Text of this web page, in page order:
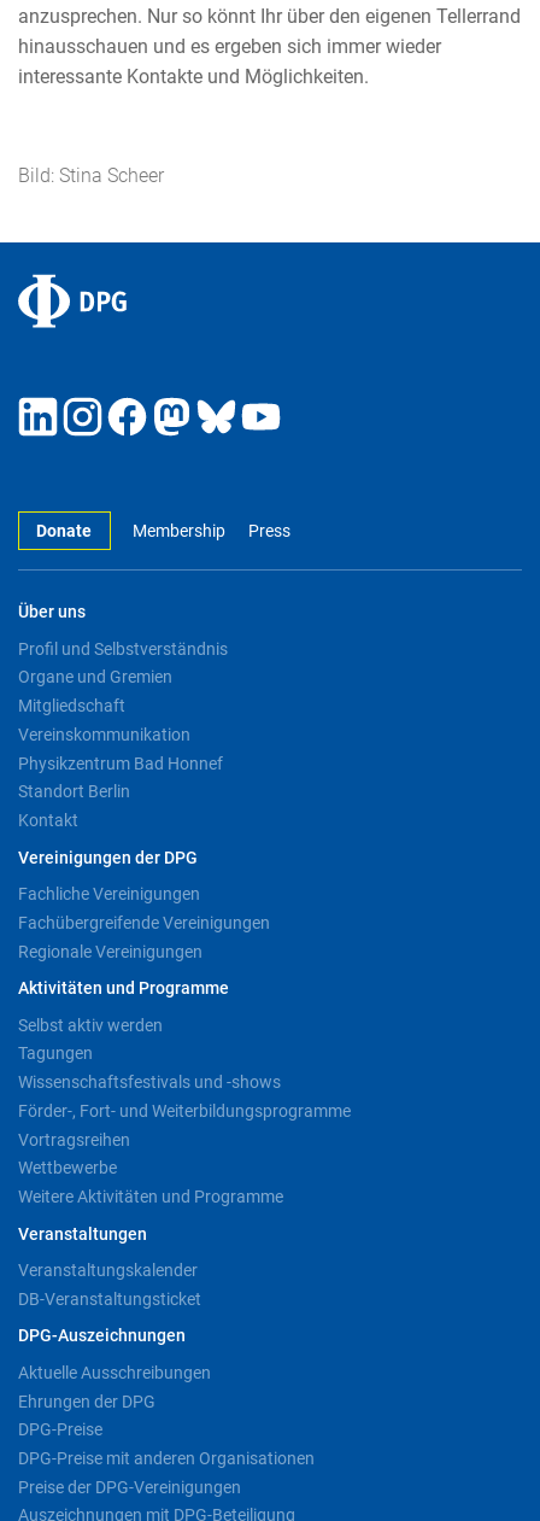
anzusprechen. Nur so könnt Ihr über den eigenen Tellerrand
hinausschauen und es ergeben sich immer wieder
interessante Kontakte und Möglichkeiten.
Bild: Stina Scheer
Donate Membership Press
Über uns
Profil und Selbstverständnis
Organe und Gremien
Mitgliedschaft
Vereinskommunikation
Physikzentrum Bad Honnef
Standort Berlin
Kontakt
Vereinigungen der DPG
Fachliche Vereinigungen
Fachübergreifende Vereinigungen
Regionale Vereinigungen
Aktivitäten und Programme
Selbst aktiv werden
Tagungen
Wissenschaftsfestivals und -shows
Förder-, Fort- und Weiterbildungsprogramme
Vortragsreihen
Wettbewerbe
Weitere Aktivitäten und Programme
Veranstaltungen
Veranstaltungskalender
DB-Veranstaltungsticket
DPG-Auszeichnungen
Aktuelle Ausschreibungen
Ehrungen der DPG
DPG-Preise
DPG-Preise mit anderen Organisationen
Preise der DPG-Vereinigungen
Auszeichnungen mit DPG-Beteiligung